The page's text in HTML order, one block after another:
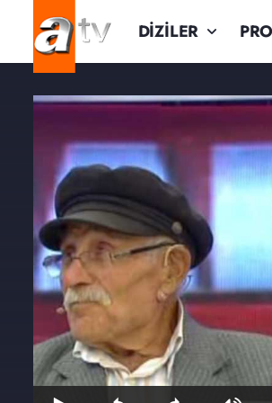
DİZİLER